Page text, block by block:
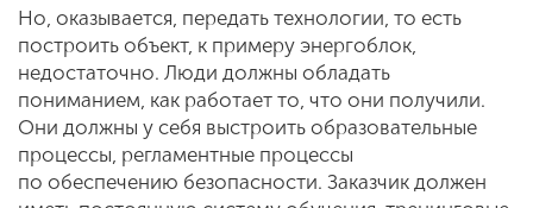
Но, оказывается, передать технологии, то есть
построить объект, к примеру энергоблок,
недостаточно. Люди должны обладать
пониманием, как работает то, что они получили.
Они должны у себя выстроить образовательные
процессы, регламентные процессы
по обеспечению безопасности. Заказчик должен